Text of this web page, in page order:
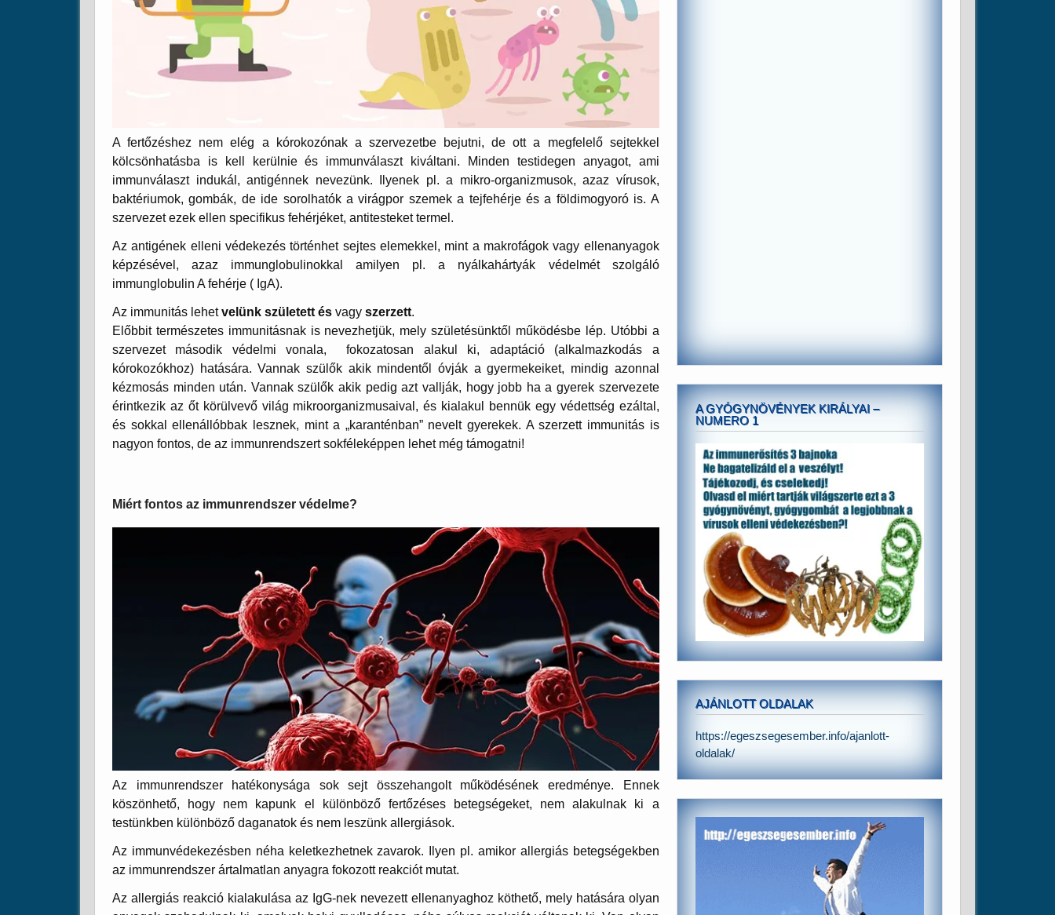
A fertőzéshez nem elég a kórokozónak a szervezetbe bejutni, de ott a megfelelő sejtekkel
kölcsönhatásba is kell kerülnie és immunválaszt kiváltani. Minden testidegen anyagot, ami
immunválaszt indukál, antigénnek nevezünk. Ilyenek pl. a mikro-organizmusok, azaz vírusok,
baktériumok, gombák, de ide sorolhatók a virágpor szemek a tejfehérje és a földimogyoró is. A
szervezet ezek ellen specifikus fehérjéket, antitesteket termel.
Az antigének elleni védekezés történhet sejtes elemekkel, mint a makrofágok vagy ellenanyagok
képzésével, azaz immunglobulinokkal amilyen pl. a nyálkahártyák védelmét szolgáló
immunglobulin A fehérje ( IgA).
Az immunitás lehetvelünk született és vagyszerzett.
Előbbit természetes immunitásnak is nevezhetjük, mely születésünktől működésbe lép. Utóbbi a
szervezet második védelmi vonala, fokozatosan alakul ki, adaptáció (alkalmazkodás a
kórokozókhoz) hatására. Vannak szülők akik mindentől óvják a gyermekeiket, mindig azonnal
kézmosás minden után. Vannak szülők akik pedig azt vallják, hogy jobb ha a gyerek szervezete
érintkezik az őt körülvevő világ mikroorganizmusaival, és kialakul bennük egy védettség ezáltal,
és sokkal ellenállóbbak lesznek, mint a „karanténban” nevelt gyerekek. A szerzett immunitás is
nagyon fontos, de az immunrendszert sokféleképpen lehet még támogatni!
Miért fontos az immunrendszer védelme?
Az immunrendszer hatékonysága sok sejt összehangolt működésének eredménye. Ennek
köszönhető, hogy nem kapunk el különböző fertőzéses betegségeket, nem alakulnak ki a
testünkben különböző daganatok és nem leszünk allergiások.
Az immunvédekezésben néha keletkezhetnek zavarok. Ilyen pl. amikor allergiás betegségekben
az immunrendszer ártalmatlan anyagra fokozott reakciót mutat.
Az allergiás reakció kialakulása az IgG-nek nevezett ellenanyaghoz köthető, mely hatására olyan
A GYÓGYNÖVÉNYEK KIRÁLYAI –
NUMERO 1
AJÁNLOTT OLDALAK
https://egeszsegesember.info/ajanlott-
oldalak/